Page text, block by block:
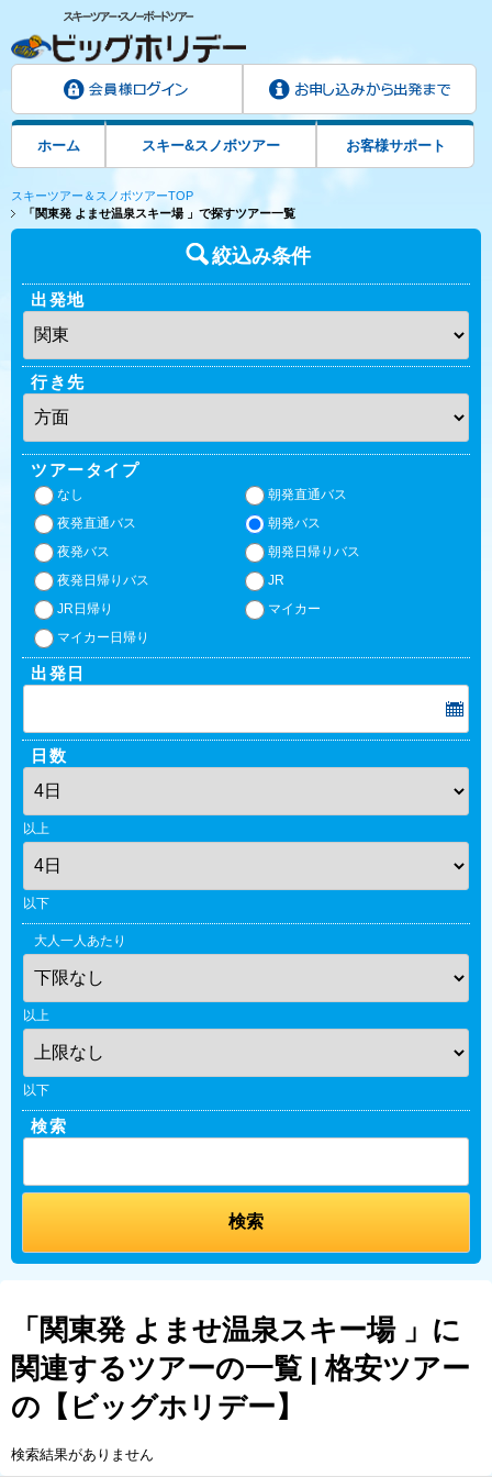
ホーム スキー&スノボツアー お客様サポート
スキーツアー＆スノボツアーTOP
「関東発 よませ温泉スキー場 」で探すツアー一覧
絞込み条件
出発地
行き先
ツアータイプ
なし
朝発直通バス
夜発直通バス
朝発バス
夜発バス
朝発日帰りバス
夜発日帰りバス
JR
JR日帰り
マイカー
マイカー日帰り
出発日
日数
以上
以下
大人一人あたり
以上
以下
検索
「関東発 よませ温泉スキー場 」に
関連するツアーの一覧 | 格安ツアー
の【ビッグホリデー】
検索結果がありません